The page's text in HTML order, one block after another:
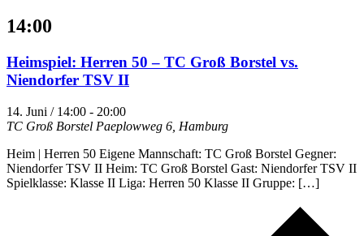
14:00
Heimspiel: Herren 50 – TC Groß Borstel vs.
Niendorfer TSV II
14. Juni / 14:00 - 20:00
TC Groß Borstel Paeplowweg 6, Hamburg
Heim | Herren 50 Eigene Mannschaft: TC Groß Borstel Gegner:
Niendorfer TSV II Heim: TC Groß Borstel Gast: Niendorfer TSV II
Spielklasse: Klasse II Liga: Herren 50 Klasse II Gruppe: […]